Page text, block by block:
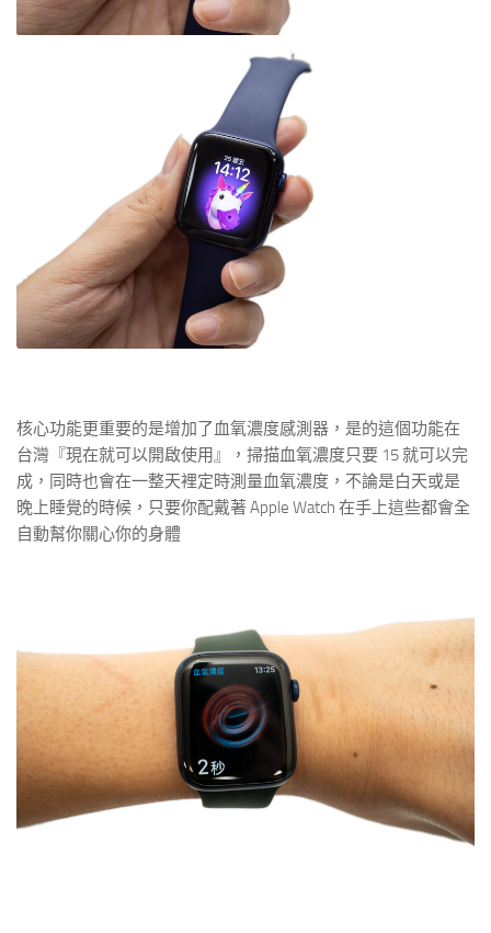
核心功能更重要的是增加了血氧濃度感測器，是的這個功能在
台灣『現在就可以開啟使用』，掃描血氧濃度只要 15 就可以完
成，同時也會在一整天裡定時測量血氧濃度，不論是白天或是
晚上睡覺的時候，只要你配戴著 Apple Watch 在手上這些都會全
自動幫你關心你的身體